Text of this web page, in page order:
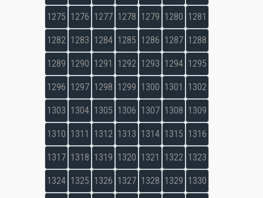
1275 1276 1277 1278 1279 1280 1281
1282 1283 1284 1285 1286 1287 1288
1289 1290 1291 1292 1293 1294 1295
1296 1297 1298 1299 1300 1301 1302
1303 1304 1305 1306 1307 1308 1309
1310 1311 1312 1313 1314 1315 1316
1317 1318 1319 1320 1321 1322 1323
1324 1325 1326 1327 1328 1329 1330